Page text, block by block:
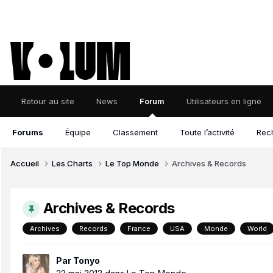
Retour au site News Forum
Forums Équipe Classement Toute l’activité
Utilisateurs en ligne
Accueil Les Charts Le Top Monde Archives & Records
Archives & Records
Archives Records France USA Monde World
Par Tonyo